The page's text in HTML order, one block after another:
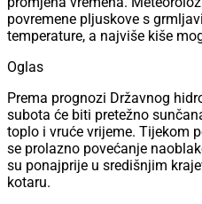
povremene pljuskove s
temperature, a najviše kiše
Oglas
Prema prognozi Državnog
subota će biti pretežno
toplo i vruće vrijeme. Tijekom
se prolazno povećanje
su ponajprije u središnjim
kotaru.